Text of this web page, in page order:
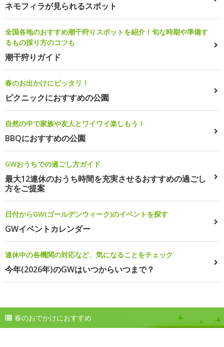
ネモフィラが見られるスポット
全国各地のおすすめ潮干狩りスポットを紹介！旬な時期や準備す
るもの採り方のコツも
潮干狩りガイド
春のお出かけにピッタリ！
ピクニックにおすすめの公園
自然の中で家族や友人とワイワイ楽しもう！
BBQにおすすめの公園
GWおうちでの過ごし方ガイド
最大12連休のおうち時間を充実させるおすすめの過ごし
方をご提案
日付からGW(ゴールデンウィーク)のイベントを探す
GWイベントカレンダー
連休中の各機関の対応など、気になることをチェック
今年(2026年)のGWはいつからいつまで？
春のおでかけにおすすめ